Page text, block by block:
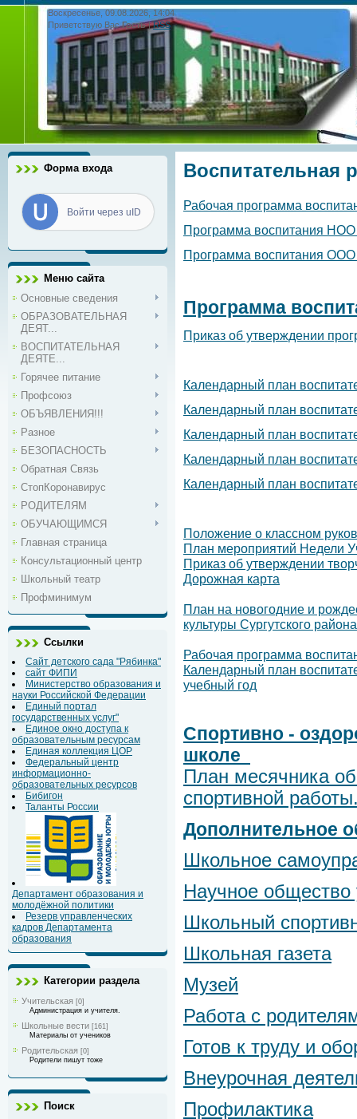
Воскресенье, 09.08.2026, 14:04
Приветствую Вас Гость|RSS
Форма входа
Войти через uID
Меню сайта
Основные сведения
ОБРАЗОВАТЕЛЬНАЯ
ДЕЯТ...
ВОСПИТАТЕЛЬНАЯ
ДЕЯТЕ...
Горячее питание
Профсоюз
ОБЪЯВЛЕНИЯ!!!
Разное
БЕЗОПАСНОСТЬ
Обратная Связь
СтопКоронавирус
РОДИТЕЛЯМ
ОБУЧАЮЩИМСЯ
Главная страница
Консультационный центр
Школьный театр
Профминимум
Ссылки
Сайт детского сада "Рябинка"
сайт ФИПИ
Министерство образования и
науки Российской Федерации
Единый портал
государственных услуг"
Единое окно доступа к
образовательным ресурсам
Единая коллекция ЦОР
Федеральный центр
информационно-
образовательных ресурсов
Бибигон
Таланты России
Департамент образования и
молодёжной политики
Резерв управленческих
кадров Департамента
образования
Категории раздела
Учительская [0]
Администрация и учителя.
Школьные вести [161]
Материалы от учеников
Родительская [0]
Родители пишут тоже
Поиск
Воспитательная
Рабочая программа
Программа воспитания НОО
Программа воспитания
Программа
Приказ об утверждении
Календарный план
Календарный план
Календарный план
Календарный план
Календарный план
Положение о классном
План мероприятий Недели
Приказ об утверждении
Дорожная карта
План на новогодние и
культуры Сургутского района
Рабочая программа
Календарный план
учебный год
Спортивно -
школе
План месячника
спортивной
Дополнительное
Школьное
Научное общество
Школьный
Школьная газета
Музей
Работа с
Готов к труду и
Внеурочная
Профилактика